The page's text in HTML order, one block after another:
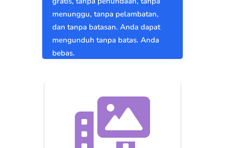
menunggu, tanpa pelambatan,
dan tanpa batasan. Anda dapat
mengunduh tanpa batas. Anda
bebas.